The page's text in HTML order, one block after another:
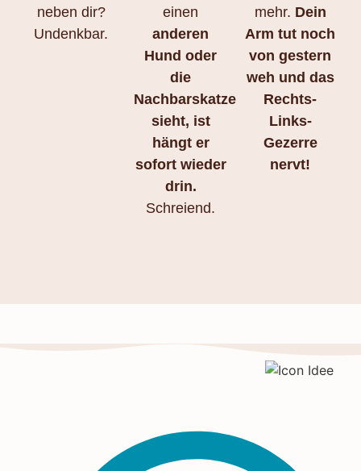
neben dir?
Undenkbar.
einen
anderen
Hund oder
die
Nachbarskatze
sieht, ist
hängt er
sofort wieder
drin.
Schreiend.
mehr. Dein
Arm tut noch
von gestern
weh und das
Rechts-
Links-
Gezerre
nervt!